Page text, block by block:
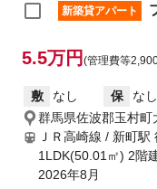
新築貸アパート
5.5万円 (管理費等
敷 なし 保 なし
群馬県佐波郡玉村町
ＪＲ高崎線 / 新町駅
1LDK(50.01㎡) 2階
2026年8月